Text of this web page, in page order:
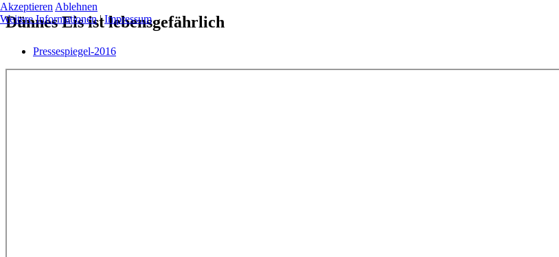
Dünnes Eis ist lebensgefährlich
Pressespiegel-2016
Akzeptieren Ablehnen
Weitere Informationen|Impressum